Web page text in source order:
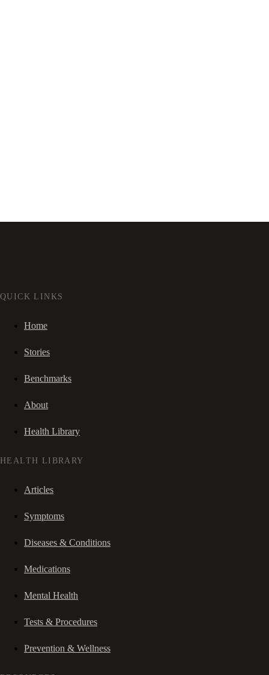
QUICK LINKS
Home
Stories
Benchmarks
About
Health Library
HEALTH LIBRARY
Articles
Symptoms
Diseases & Conditions
Medications
Mental Health
Tests & Procedures
Prevention & Wellness